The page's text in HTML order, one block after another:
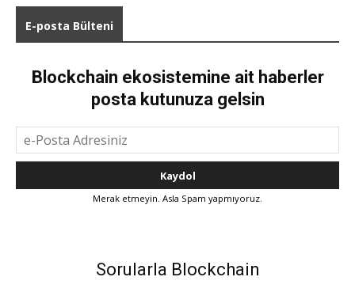
E-posta Bülteni
Blockchain ekosistemine ait haberler
posta kutunuza gelsin
Merak etmeyin. Asla Spam yapmıyoruz.
Sorularla Blockchain